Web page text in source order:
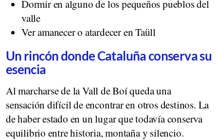
Dormir en alguno de los pequeños pueblos del
valle
Ver amanecer o atardecer en Taüll
Un rincón donde Cataluña conserva su
esencia
Al marcharse de la Vall de Boí queda una
sensación difícil de encontrar en otros destinos. La
de haber estado en un lugar que todavía conserva
equilibrio entre historia, montaña y silencio.